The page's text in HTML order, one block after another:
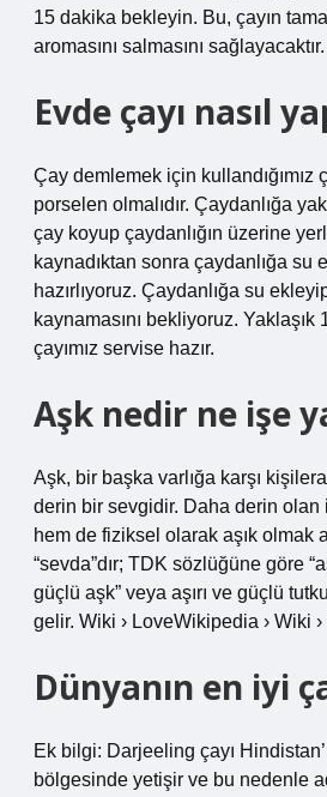
15 dakika bekleyin. Bu, çayın
aromasını salmasını sağlayacaktır.
Evde çayı nasıl
Çay demlemek için kullandığımız
porselen olmalıdır. Çaydanlığa
çay koyup çaydanlığın üzerine
kaynadıktan sonra çaydanlığa su
hazırlıyoruz. Çaydanlığa su
kaynamasını bekliyoruz.
çayımız servise hazır.
Aşk nedir ne işe
Aşk, bir başka varlığa karşı
derin bir sevgidir. Daha derin olan
hem de fiziksel olarak aşık olmak
“sevda”dır; TDK sözlüğüne göre
güçlü aşk” veya aşırı ve güçlü
gelir. Wiki › LoveWikipedia › Wiki
Dünyanın en iyi
Ek bilgi: Darjeeling çayı
bölgesinde yetişir ve bu nedenle